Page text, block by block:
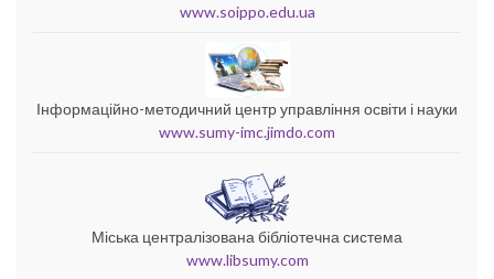
www.soippo.edu.ua
Інформаційно-методичний центр управління освіти і науки
www.sumy-imc.jimdo.com
Міська централізована бібліотечна система
www.libsumy.com